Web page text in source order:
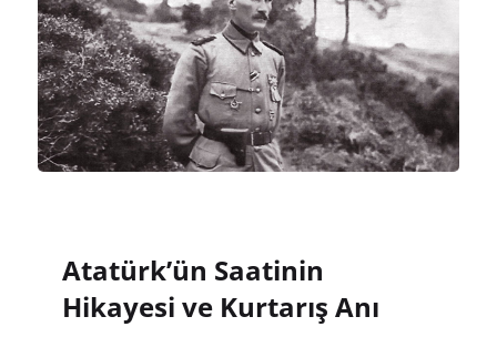
Atatürk’ün Saatinin
Hikayesi ve Kurtarış Anı